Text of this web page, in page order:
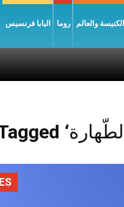
البابا فرنسيس روما الكنيسة والعالم